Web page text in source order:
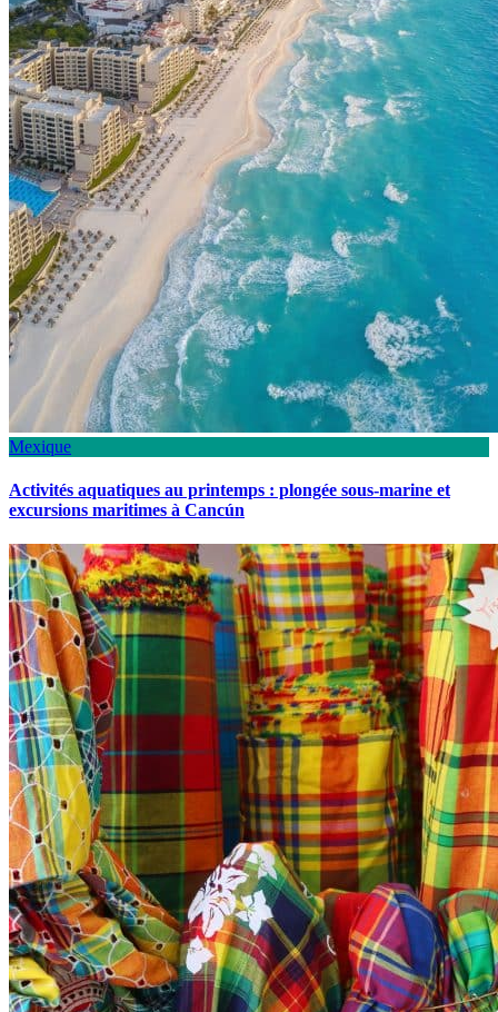
Mexique
Activités aquatiques au printemps : plongée sous-marine et
excursions maritimes à Cancún